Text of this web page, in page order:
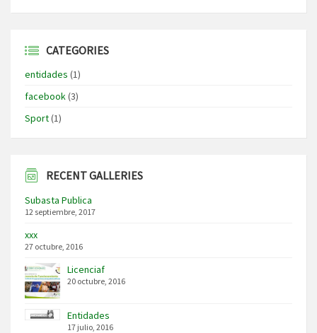
CATEGORIES
entidades (1)
facebook(3)
Sport(1)
RECENT GALLERIES
Subasta Publica
12 septiembre, 2017
xxx
27 octubre, 2016
Licenciaf
20 octubre, 2016
Entidades
17 julio, 2016